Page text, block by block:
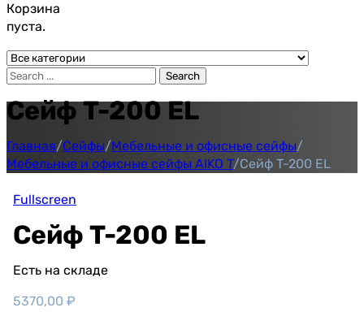
Корзина
пуста.
Search
Сейф T-200 EL
Главная/Сейфы/Мебельные и офисные сейфы/
Мебельные и офисные сейфы AIKO T/Сейф T-200 EL
Fullscreen
Сейф T-200 EL
Есть на складе
5370,00 ₽